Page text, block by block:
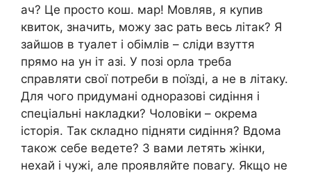
ач? Це просто кош. мар! Мовляв, я купив
квиток, значить, можу зас рать весь літак? Я
зайшов в туалет і обімлів – сліди взуття
прямо на ун іт азі. У позі орла треба
справляти свої потреби в поїзді, а не в літаку.
Для чого придумані одноразові сидіння і
спеціальні накладки? Чоловіки – окрема
історія. Так складно підняти сидіння? Вдома
також себе ведете? З вами летять жінки,
нехай і чужі, але проявляйте повагу. Якщо не